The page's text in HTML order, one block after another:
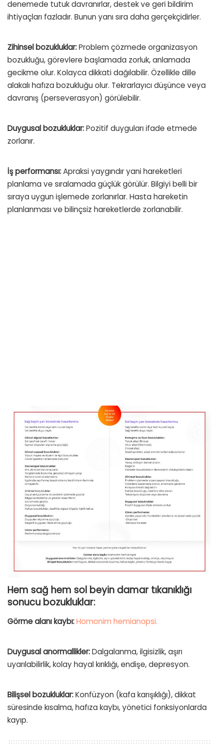
denemede tutuk davranırlar, destek ve geri bildirim
ihtiyaçları fazladır. Bunun yanı sıra daha gerçekçidirler.
Zihinsel bozukluklar:Problem çözmede organizasyon
bozukluğu, görevlere başlamada zorluk, anlamada
gecikme olur. Kolayca dikkati dağılabilir. Özellikle dille
alakalı hafıza bozukluğu olur. Tekrarlayıcı düşünce veya
davranış (perseverasyon) görülebilir.
Duygusal bozukluklar:Pozitif duyguları ifade etmede
zorlanır.
İş performansı:Apraksi yaygındır yani hareketleri
planlama ve sıralamada güçlük görülür. Bilgiyi belli bir
sıraya uygun işlemede zorlanırlar. Hasta hareketin
planlanması ve bilinçsiz hareketlerde zorlanabilir.
Hem sağ hem sol beyin damar tıkanıklığı
sonucu bozukluklar:
Görme alanı kaybı:Homonim hemianopsi.
Duygusal anormallikler:Dalgalanma, ilgisizlik, aşırı
uyarılabilirlik, kolay hayal kırıklığı, endişe, depresyon.
Bilişsel bozukluklar:Konfüzyon (kafa karışıklığı), dikkat
süresinde kısalma, hafıza kaybı, yönetici fonksiyonlarda
kayıp.